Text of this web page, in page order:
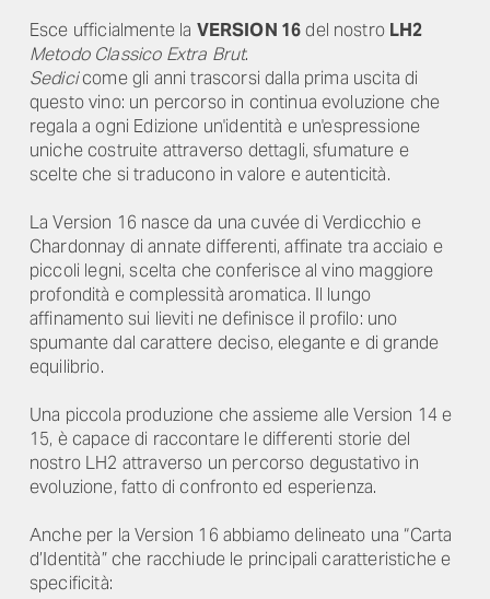
Esce ufficialmente la VERSION 16del nostro LH2
Metodo Classico Extra Brut.
Sedicicome gli anni trascorsi dalla prima uscita di
questo vino: un percorso in continua evoluzione che
regala a ogni Edizione un'identità e un'espressione
uniche costruite attraverso dettagli, sfumature e
scelte che si traducono in valore e autenticità.
La Version 16 nasce da una cuvée di Verdicchio e
Chardonnay di annate differenti, affinate tra acciaio e
piccoli legni, scelta che conferisce al vino maggiore
profondità e complessità aromatica. Il lungo
affinamento sui lieviti ne definisce il profilo: uno
spumante dal carattere deciso, elegante e di grande
equilibrio.
Una piccola produzione che assieme alle Version 14 e
15, è capace di raccontare le differenti storie del
nostro LH2 attraverso un percorso degustativo in
evoluzione, fatto di confronto ed esperienza.
Anche per la Version 16 abbiamo delineato una “Carta
d’Identità” che racchiude le principali caratteristiche e
specificità: